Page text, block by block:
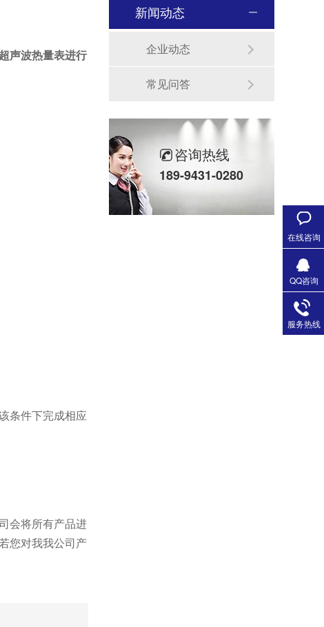
声波热量表进行
条件下完成相应
会将所有产品进
您对我我公司产
新闻动态
企业动态
常见问答
咨询热线
189-9431-0280
在线咨询
QQ咨询
服务热线